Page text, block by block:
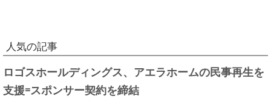
人気の記事
ロゴスホールディングス、アエラホームの民事再生を
支援=スポンサー契約を締結